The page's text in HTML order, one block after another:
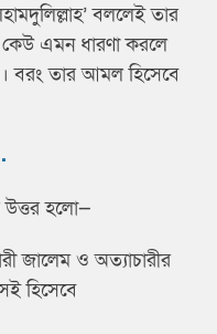
বললেই তার
এমন ধারণা করলে
বরং তার আমল হিসেবে
উত্তর হলো—
জালেম ও অত্যাচারীর
হিসেবে